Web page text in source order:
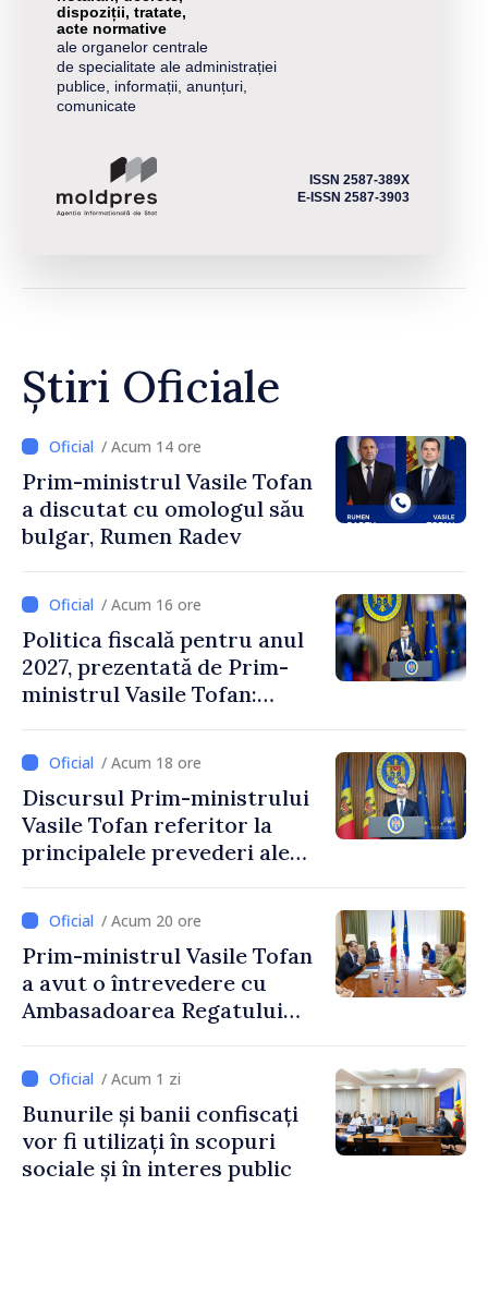
dispoziții, tratate,
acte normative
ale organelor centrale
de specialitate ale administrației
publice, informații, anunțuri,
comunicate
ISSN 2587-389X
E-ISSN 2587-3903
Știri Oficiale
/ Acum 14 ore
Prim-ministrul Vasile Tofan
a discutat cu omologul său
bulgar, Rumen Radev
/ Acum 16 ore
Politica fiscală pentru anul
2027, prezentată de Prim-
ministrul Vasile Tofan:
stimularea investițiilor și o
taxare mai echitabilă
/ Acum 18 ore
Discursul Prim-ministrului
Vasile Tofan referitor la
principalele prevederi ale
2027
/ Acum 20 ore
Prim-ministrul Vasile Tofan
a avut o întrevedere cu
Ambasadoarea Regatului
Irlandei de Nord, Fern
Horine / Acum 1 zi
Bunurile și banii confiscați
vor fi utilizați în scopuri
sociale și în interes public